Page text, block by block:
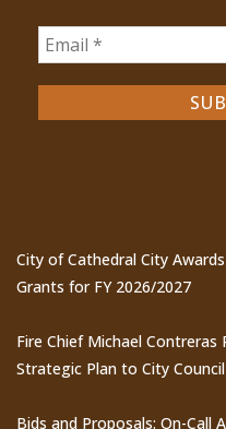
City of Cathedral City
Grants for FY 2026/2027
Fire Chief Michael Contreras
Strategic Plan to City
Bids and Proposals: On-Call